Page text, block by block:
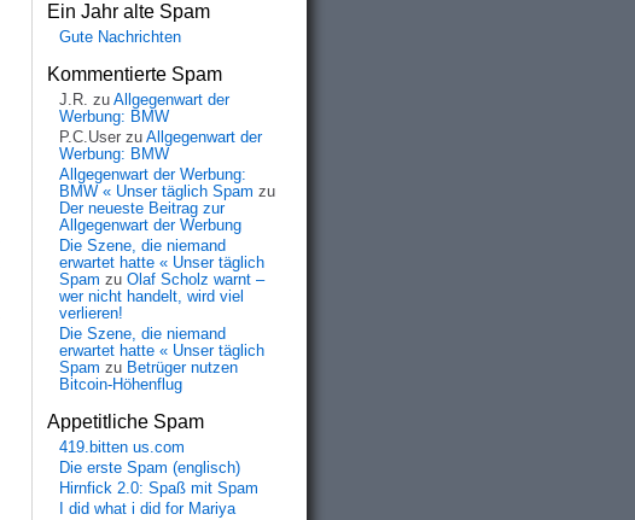
Ein Jahr alte Spam
Gute Nachrichten
Kommentierte Spam
J.R. zu Allgegenwart der
Werbung: BMW
P.C.User zu Allgegenwart der
Werbung: BMW
Allgegenwart der Werbung:
BMW « Unser täglich Spam zu
Der neueste Beitrag zur
Allgegenwart der Werbung
Die Szene, die niemand
erwartet hatte « Unser täglich
Spam zu Olaf Scholz warnt –
wer nicht handelt, wird viel
verlieren!
Die Szene, die niemand
erwartet hatte « Unser täglich
Spam zu Betrüger nutzen
Bitcoin-Höhenflug
Appetitliche Spam
419.bitten us.com
Die erste Spam (englisch)
Hirnfick 2.0: Spaß mit Spam
I did what i did for Mariya